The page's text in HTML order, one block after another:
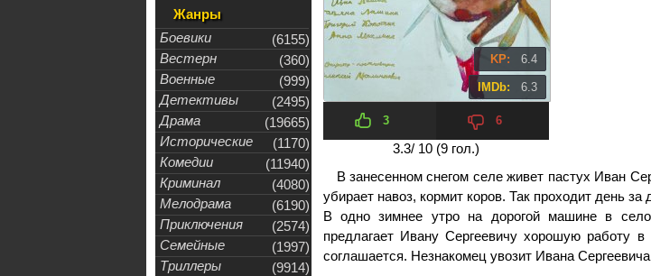
Жанры
Боевики
(6155)
Вестерн
(360)
Военные
(999)
Детективы
(2495)
Драма
(19665)
Исторические
(1170)
Комедии
(11940)
Криминал
(4080)
Мелодрама
(6190)
Приключения
(2574)
Семейные
(1997)
Триллеры
(9914)
KP: 6.4
IMDb: 6.3
3 6
3.3/ 10 (9гол.)
В занесенном снегом селе живет пастух Иван
убирает навоз, кормит коров. Так проходит день за
В одно зимнее утро на дорогой машине в
предлагает Ивану Сергеевичу хорошую работу
соглашается. Незнакомец увозит Ивана